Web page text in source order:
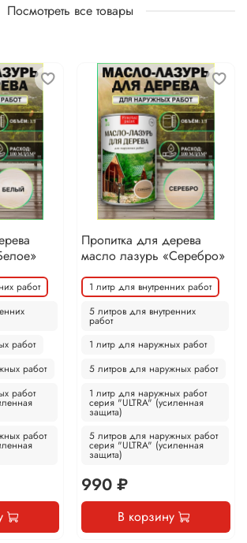
Посмотреть все товары
работ
работ
работ
работ
работ
Пропитка для дерева
масло лазурь «Серебро»
1 литр для внутренних работ
5 литров для внутренних
работ
1 литр для наружных работ
5 литров для наружных работ
1 литр для наружных работ
серия "ULTRA" (усиленная
защита)
5 литров для наружных работ
серия "ULTRA" (усиленная
защита)
990 ₽
В корзину